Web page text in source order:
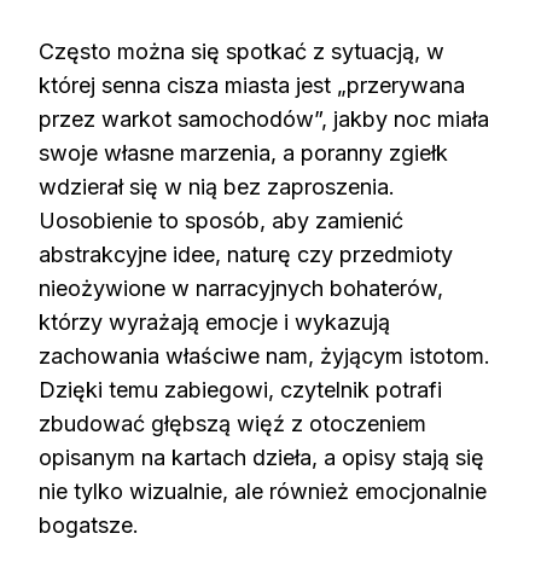
Często można się spotkać z sytuacją, w
której senna cisza miasta jest „przerywana
przez warkot samochodów”, jakby noc miała
swoje własne marzenia, a poranny zgiełk
wdzierał się w nią bez zaproszenia.
Uosobienie to sposób, aby zamienić
abstrakcyjne idee, naturę czy przedmioty
nieożywione w narracyjnych bohaterów,
którzy wyrażają emocje i wykazują
zachowania właściwe nam, żyjącym istotom.
Dzięki temu zabiegowi, czytelnik potrafi
zbudować głębszą więź z otoczeniem
opisanym na kartach dzieła, a opisy stają się
nie tylko wizualnie, ale również emocjonalnie
bogatsze.